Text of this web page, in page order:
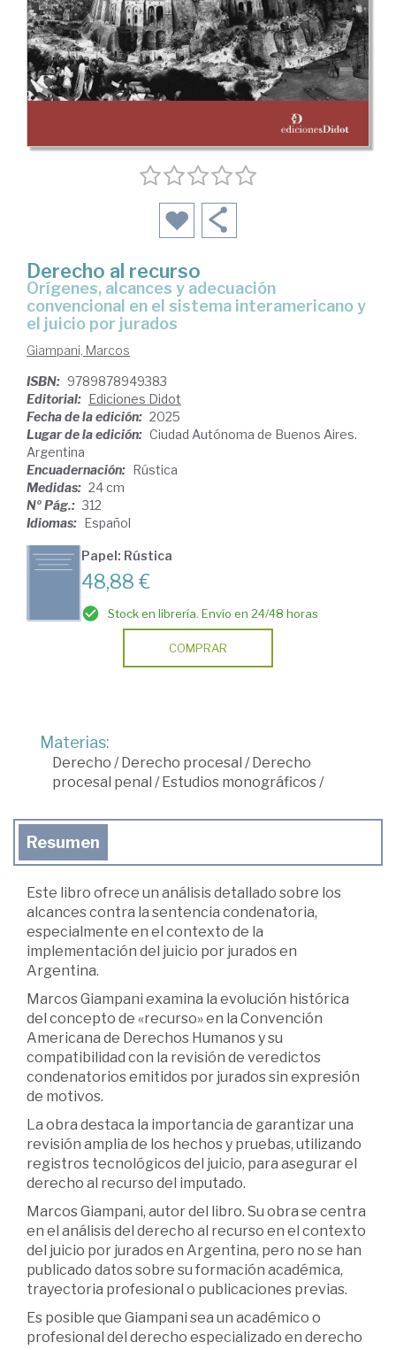
Derecho al recurso
Orígenes, alcances y adecuación
convencional en el sistema interamericano y
el juicio por jurados
Giampani, Marcos
ISBN: 9789878949383
Editorial: Ediciones Didot
Fecha de la edición: 2025
Lugar de la edición: Ciudad Autónoma de Buenos Aires.
Argentina
Encuadernación: Rústica
Medidas: 24 cm
Nº Pág.: 312
Idiomas: Español
Papel: Rústica
48,88 €
Stock en librería. Envío en 24/48 horas
COMPRAR
Materias:
Derecho /Derecho procesal /Derecho
procesal penal /Estudios monográficos /
Resumen
Este libro ofrece un análisis detallado sobre los
alcances contra la sentencia condenatoria,
especialmente en el contexto de la
implementación del juicio por jurados en
Argentina.
Marcos Giampani examina la evolución histórica
del concepto de «recurso» en la Convención
Americana de Derechos Humanos y su
compatibilidad con la revisión de veredictos
condenatorios emitidos por jurados sin expresión
de motivos.
La obra destaca la importancia de garantizar una
revisión amplia de los hechos y pruebas, utilizando
registros tecnológicos del juicio, para asegurar el
derecho al recurso del imputado.
Marcos Giampani, autor del libro. Su obra se centra
en el análisis del derecho al recurso en el contexto
del juicio por jurados en Argentina, pero no se han
publicado datos sobre su formación académica,
trayectoria profesional o publicaciones previas.
Es posible que Giampani sea un académico o
profesional del derecho especializado en derecho